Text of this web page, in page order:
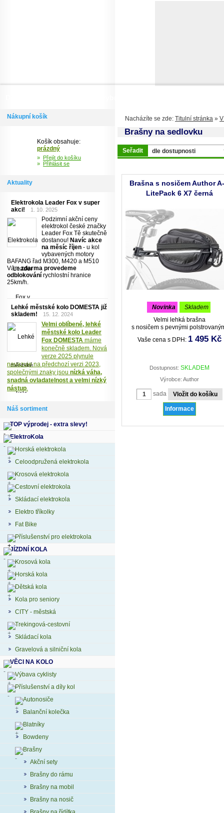
Nacházíte se zde: Titulní stránka »
Brašny na sedlovku
Seřadit
Brašna s nosičem Author
LitePack 6 X7 černá
novinka
skladem
Velmi lehká brašna
s nosičem s pevnými
stěnami a dnem.
Vaše cena s DPH: 1 495 Kč
Dostupnost:SKLADEM
Výrobce: Author
sada
Informace
Nákupní košík
Košík obsahuje:
prázdný
» Přejít do košíku
» Přihlásit se
Aktuality
Elektrokola Leader Fox v super
akci!
1. 10. 2025
Podzimní akční ceny
elektrokol české značky
Leader Fox Tě skutečně
dostanou! Navíc akce
na měsíc říjen - u kol
vybavených motory
BAFANG řad M300, M420 a M510
Vámzdarma provedeme
odblokování rychlostní hranice
25km/h.
Lehké městské kolo DOMESTA již
skladem!
15. 12. 2024
Velmi oblíbené, lehké
městské kolo Leader
Fox DOMESTA máme
konečně skladem. Nová
verze 2025 plynule
navazuje na předchozí verzi 2023,
společnými znaky jsou nízká váha,
snadná ovladatelnost a velmi nízký
nástup.
Náš sortiment
TOP výprodej - extra slevy!
ElektroKola
Horská elektrokola
Celoodpružená elektrokola
Krosová elektrokola
Cestovní elektrokola
Skládací elektrokola
Elektro tříkolky
Fat Bike
Příslušenství pro elektrokola
JÍZDNÍ KOLA
Krosová kola
Horská kola
Dětská kola
Kola pro seniory
CITY - městská
Trekingová-cestovní
Skládací kola
Gravelová a silniční kola
VĚCI NA KOLO
Výbava cyklisty
Příslušenství a díly kol
Autonosiče
Balanční kolečka
Blatníky
Bowdeny
Brašny
Akční sety
Brašny do rámu
Brašny na mobil
Brašny na nosič